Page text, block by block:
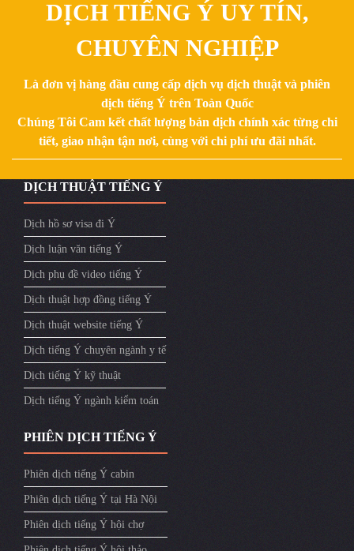
DỊCH TIẾNG Ý UY TÍN,
CHUYÊN NGHIỆP
Là đơn vị hàng đầu cung cấp dịch vụ dịch thuật và phiên
dịch tiếng Ý trên Toàn Quốc
Chúng Tôi Cam kết chất lượng bản dịch chính xác từng chi
tiết, giao nhận tận nơi, cùng với chi phí ưu đãi nhất.
DỊCH THUẬT TIẾNG Ý
Dịch hồ sơ visa đi Ý
Dịch luận văn tiếng Ý
Dịch phụ đề video tiếng Ý
Dịch thuật hợp đồng tiếng Ý
Dịch thuật website tiếng Ý
Dịch tiếng Ý chuyên ngành y tế
Dịch tiếng Ý kỹ thuật
Dịch tiếng Ý ngành kiểm toán
PHIÊN DỊCH TIẾNG Ý
Phiên dịch tiếng Ý cabin
Phiên dịch tiếng Ý tại Hà Nội
Phiên dịch tiếng Ý hội chợ